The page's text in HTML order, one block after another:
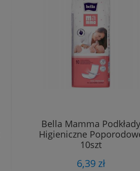
Bella Mamma Podkłady
Higieniczne
10szt
6,39 zł